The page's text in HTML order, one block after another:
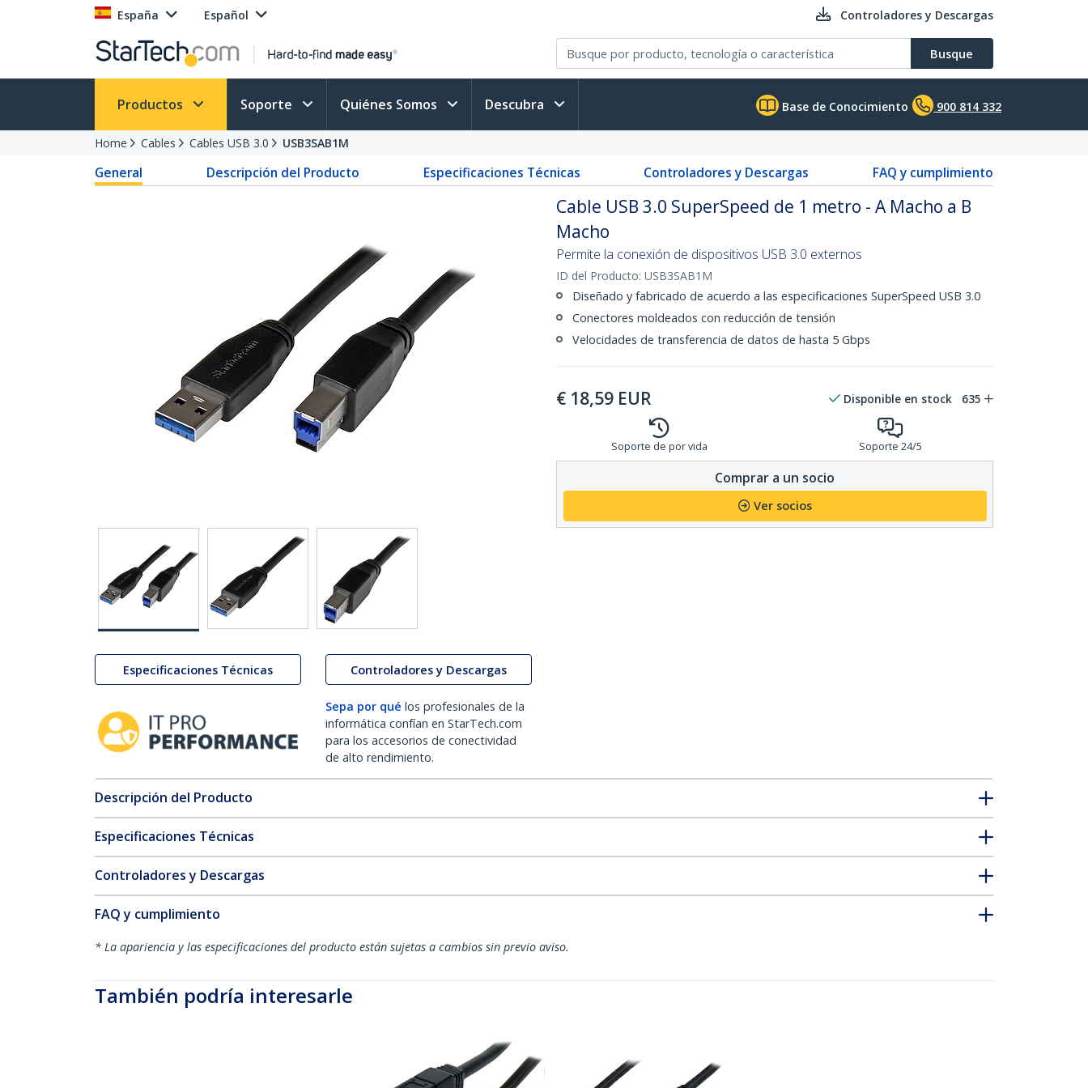
España Español Controladores y Descargas
Busque
Productos Soporte Quiénes Somos Descubra Base de Conocimiento 900 814 332
Home Cables Cables USB 3.0 USB3SAB1M
General Descripción del Producto Especificaciones Técnicas Controladores y Descargas FAQ y cumplimiento
Especificaciones Técnicas Controladores y Descargas
Sepa por qué los profesionales de la
informática confían en StarTech.com
para los accesorios de conectividad
de alto rendimiento.
Cable USB 3.0 SuperSpeed de 1 metro - A Macho a B
Macho
Permite la conexión de dispositivos USB 3.0 externos
ID del Producto: USB3SAB1M
Diseñado y fabricado de acuerdo a las especificaciones SuperSpeed USB 3.0
Conectores moldeados con reducción de tensión
Velocidades de transferencia de datos de hasta 5 Gbps
€ 18,59 EUR Disponible en stock 635
Soporte de por vida Soporte 24/5
Comprar a un socio
Ver socios
Descripción del Producto
Especificaciones Técnicas
Controladores y Descargas
FAQ y cumplimiento
* La apariencia y las especificaciones del producto están sujetas a cambios sin previo aviso.
También podría interesarle